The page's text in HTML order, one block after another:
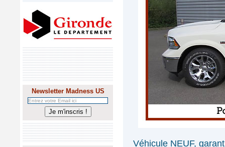
Newsletter Madness US
Véhicule NEUF,